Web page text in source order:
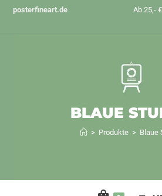
Zumposterfineart.de
Ab 25,-
BLAUE
> Produkte > Blaue